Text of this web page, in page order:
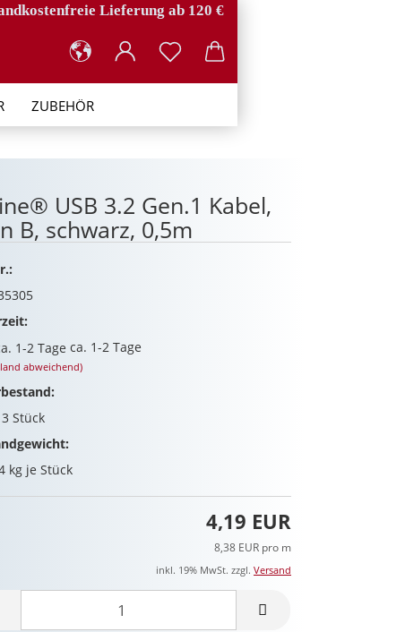
Lieferung ab 120 €
ZUBEHÖR
USB 3.2 Gen.1 Kabel,
B, schwarz, 0,5m
ca. 1-2 Tage
abweichend)
Stück
kg je Stück
4,19 EUR
8,38 EUR pro m
inkl. 19% MwSt. zzgl. Versand